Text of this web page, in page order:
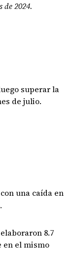
de 2024.
superar la
de julio.
con una caída en
8.7
en el mismo